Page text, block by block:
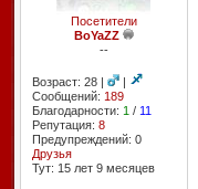
Посетители
BoYaZZ
--
Возраст: 28 |
|
Сообщений: 189
Благодарности: 1 / 11
Репутация: 8
Предупреждений: 0
Друзья
Тут: 15 лет 9 месяцев